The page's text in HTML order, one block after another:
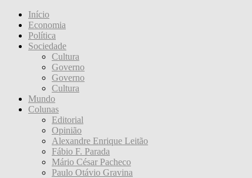
Início
Economia
Política
Sociedade
Cultura
Governo
Governo
Cultura
Mundo
Colunas
Editorial
Opinião
Alexandre Enrique Leitão
Fábio F. Parada
Mário César Pacheco
Paulo Otávio Gravina